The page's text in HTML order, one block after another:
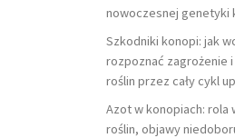
nowoczesnej genetyki
Szkodniki konopi: jak
rozpoznać zagrożenie
roślin przez cały cykl
Azot w konopiach: rola
roślin, objawy